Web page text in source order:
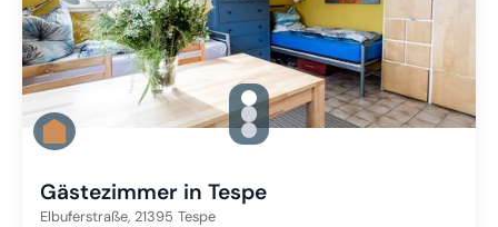
gallery.slide_selector
Zu Slide 1 wechseln
Zu Slide 2 wechseln
Zu Slide 3 wechseln
Gästezimmer in Tespe
Elbuferstraße, 21395 Tespe